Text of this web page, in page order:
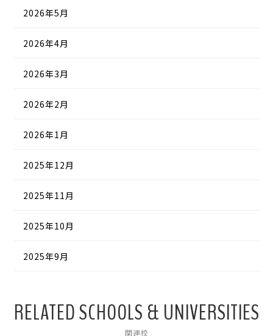
2026年5月
2026年4月
2026年3月
2026年2月
2026年1月
2025年12月
2025年11月
2025年10月
2025年9月
RELATED SCHOOLS & UNIVERSITIES
関連校